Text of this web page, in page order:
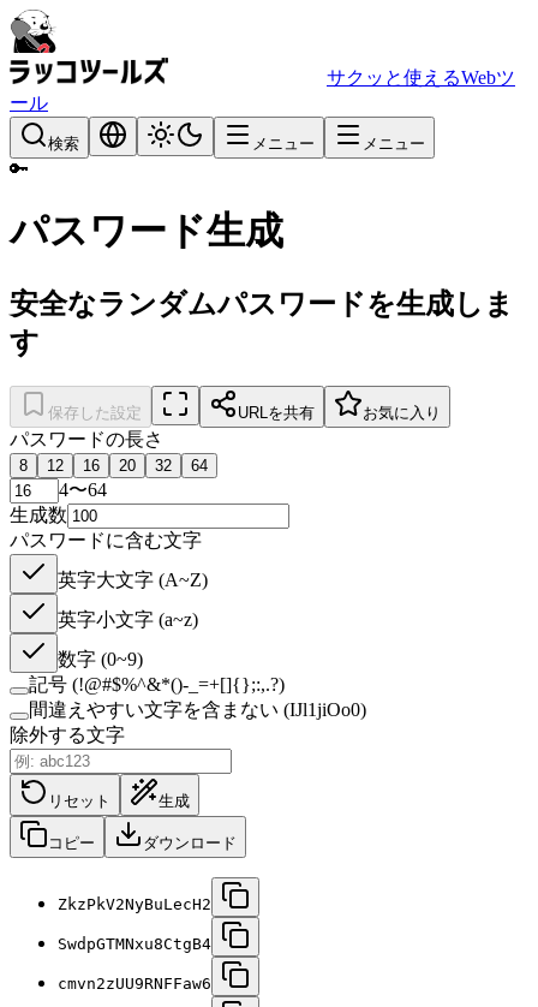
サクッと使えるWebツ
ール
検索 メニュー メニュー
🔑
パスワード生成
安全なランダムパスワードを生成しま
す
保存した設定 URLを共有 お気に入り
パスワードの長さ
8 12 16 20 32 64
4〜64
生成数
パスワードに含む文字
英字大文字 (A~Z)
英字小文字 (a~z)
数字 (0~9)
記号 (!@#$%^&*()-_=+[]{};:,.?)
間違えやすい文字を含まない (IJl1jiOo0)
除外する文字
リセット 生成
コピー ダウンロード
ZkzPkV2NyBuLecH2
SwdpGTMNxu8CtgB4
cmvn2zUU9RNFFaw6